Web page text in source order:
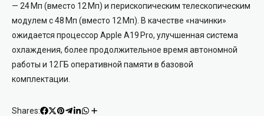
— 24 Мп (вместо 12 Мп) и перископическим телескопическим
модулем с 48 Мп (вместо 12 Мп). В качестве «начинки»
ожидается процессор Apple A19 Pro, улучшенная система
охлаждения, более продолжительное время автономной
работы и 12 ГБ оперативной памяти в базовой
комплектации.
Shares: